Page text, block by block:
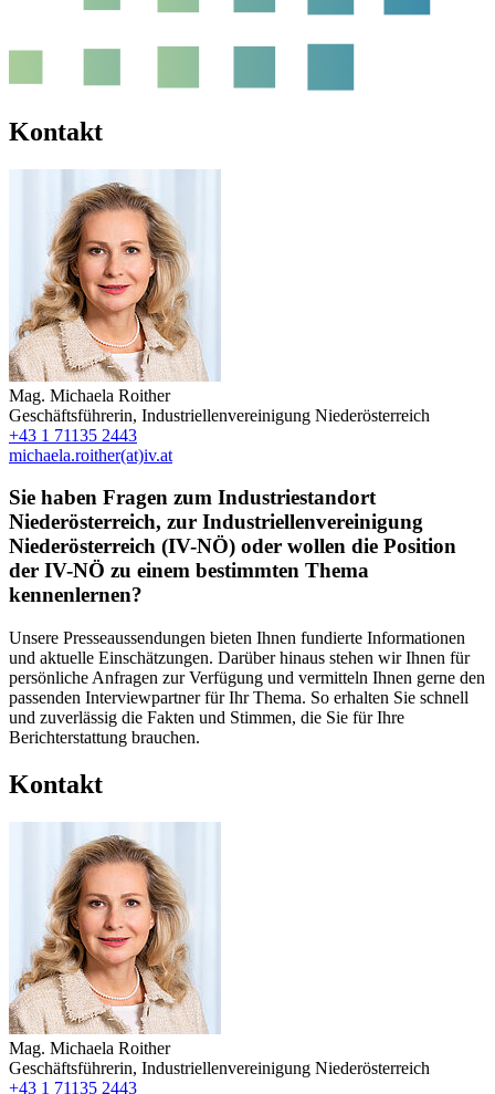
Kontakt
Mag. Michaela Roither
Geschäftsführerin, Industriellenvereinigung Niederösterreich
+43 1 71135 2443
michaela.roither(at)iv.at
Sie haben Fragen zum Industriestandort
Niederösterreich, zur Industriellenvereinigung
Niederösterreich (IV-NÖ) oder wollen die Position
der IV-NÖ zu einem bestimmten Thema
kennenlernen?
Unsere Presseaussendungen bieten Ihnen fundierte Informationen
und aktuelle Einschätzungen. Darüber hinaus stehen wir Ihnen für
persönliche Anfragen zur Verfügung und vermitteln Ihnen gerne den
passenden Interviewpartner für Ihr Thema. So erhalten Sie schnell
und zuverlässig die Fakten und Stimmen, die Sie für Ihre
Berichterstattung brauchen.
Kontakt
Mag. Michaela Roither
Geschäftsführerin, Industriellenvereinigung Niederösterreich
+43 1 71135 2443